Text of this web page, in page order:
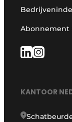
Abonnement
KANTOOR